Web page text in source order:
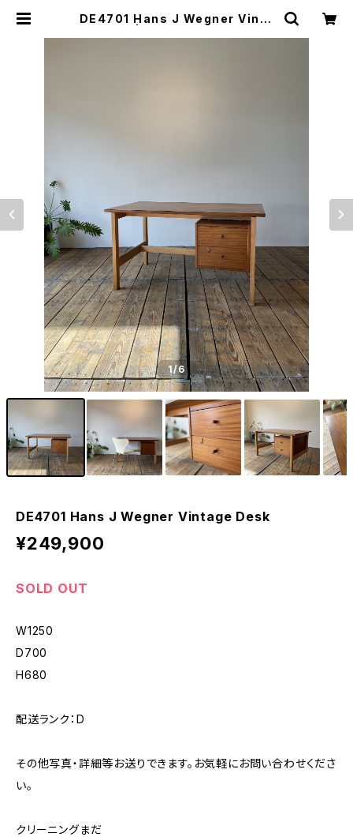
DE4701 Hans J Wegner Vinta
1/6
DE4701 Hans J Wegner Vintage Desk
¥249,900
SOLD OUT
W1250
D700
H680
配送ランク：D
その他写真・詳細等お送りできます。お気軽にお問い合わせくださ
い。
クリーニングまだ